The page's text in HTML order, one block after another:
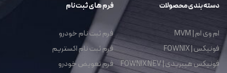
دسته بندی محصولات
ام وی ام | MVM
فونیکس | FOWNIX
فونیکس هیبریدی | FOWNIX NEV
فرم های ثبت نام
فرم ثبت نام خودرو
فرم ثبت نام اکستریم
فرم تعویض خودرو